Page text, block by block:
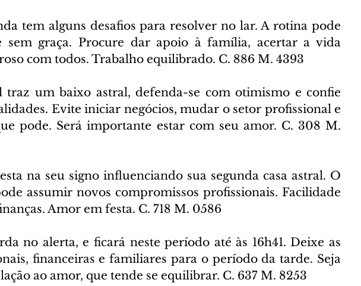
tem alguns desafios para resolver no lar. A rotina pode
sem graça. Procure dar apoio à família, acertar a vida
com todos. Trabalho equilibrado. C. 886 M. 4393
traz um baixo astral, defenda-se com otimismo e confie
Evite iniciar negócios, mudar o setor profissional e
pode. Será importante estar com seu amor. C. 308 M.
na seu signo influenciando sua segunda casa astral. O
assumir novos compromissos profissionais. Facilidade
Amor em festa. C. 718 M. 0586
no alerta, e ficará neste período até às 16h41. Deixe as
financeiras e familiares para o período da tarde. Seja
ao amor, que tende se equilibrar. C. 637 M. 8253